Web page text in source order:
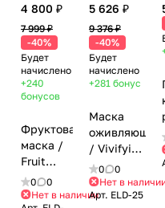
4 800 ₽
7 999 ₽
-40%
Будет
начислено
+240
бонусов
Фруктовая
маска /
Fruit
Mask, Le
Prestige,
0
0
Нет в наличии
5 626 ₽
9 376 ₽
-40%
Будет
начислено
+281 бонус
Маска
оживляющая
/ Vivifying
Mask, Le
Prestige,
Eldan
0
0
Нет в
Арт. ELD-25